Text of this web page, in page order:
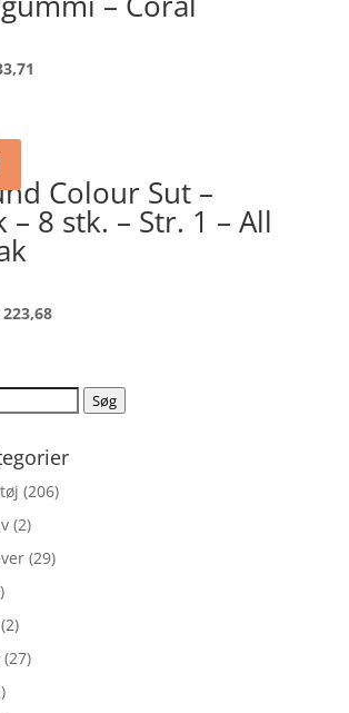
Colour Sut –
– 8 stk. – Str. 1 – All
223,68Den
er:
kr. 223,68.
Søg
(206)
(2)
(29)
(2)
(27)